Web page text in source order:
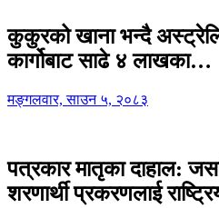
कुकुरको खाना भन्दै
कार्गोबाट साढे ४ लाखका…
मङ्गलवार, साउन ५, २०८३
पत्रकार मातृका दाहाल:
शरणार्थी प्रकरणलाई